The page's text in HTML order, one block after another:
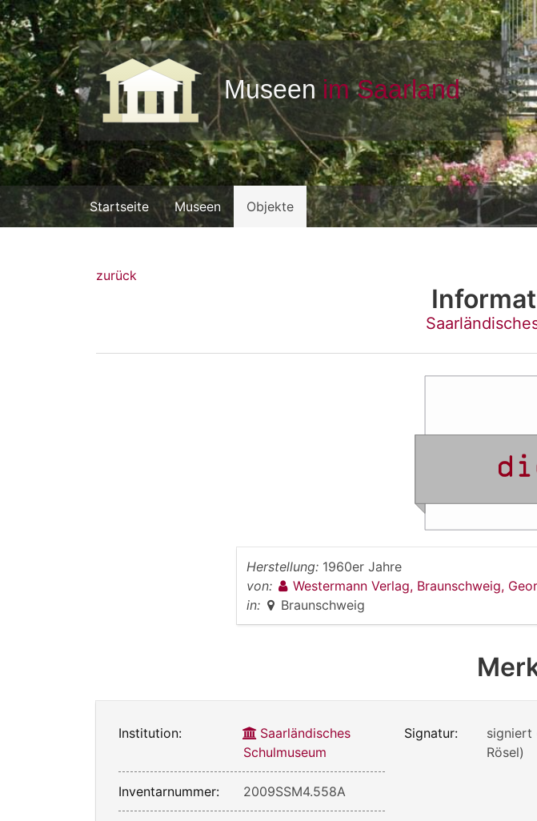
Startseite Museen Objekte
zurück
Herstellung: 1960er Jahre
von:
Westermann Verlag, Braunschweig,
in:
Braunschweig
Institution:
Saarländisches
Schulmuseum
Inventarnummer: 2009SSM4.558A
Signatur:
signiert
Rösel)